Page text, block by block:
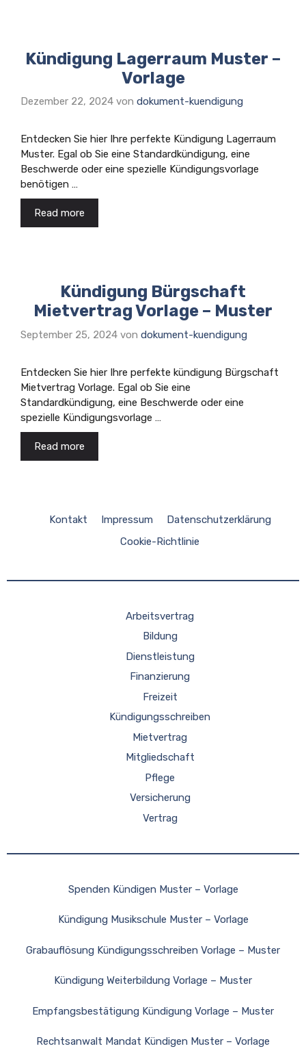
Kündigung Lagerraum Muster –
Vorlage
Dezember 22, 2024 von dokument-kuendigung
Entdecken Sie hier Ihre perfekte Kündigung Lagerraum
Muster. Egal ob Sie eine Standardkündigung, eine
Beschwerde oder eine spezielle Kündigungsvorlage
benötigen …
Read more
Kündigung Bürgschaft
Mietvertrag Vorlage – Muster
September 25, 2024 von dokument-kuendigung
Entdecken Sie hier Ihre perfekte kündigung Bürgschaft
Mietvertrag Vorlage. Egal ob Sie eine
Standardkündigung, eine Beschwerde oder eine
spezielle Kündigungsvorlage …
Read more
Kontakt Impressum
Datenschutzerklärung
Cookie-Richtlinie
Arbeitsvertrag
Bildung
Dienstleistung
Finanzierung
Freizeit
Kündigungsschreiben
Mietvertrag
Mitgliedschaft
Pflege
Versicherung
Vertrag
Spenden Kündigen Muster – Vorlage
Kündigung Musikschule Muster – Vorlage
Grabauflösung Kündigungsschreiben Vorlage – Muster
Kündigung Weiterbildung Vorlage – Muster
Empfangsbestätigung Kündigung Vorlage – Muster
Rechtsanwalt Mandat Kündigen Muster – Vorlage